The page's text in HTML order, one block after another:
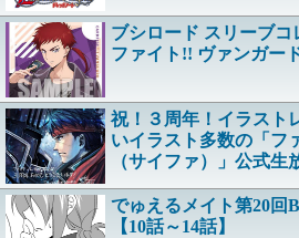
ブシロード スリーブ
ファイト!! ヴァンガー
祝！３周年！イラスト
いイラスト多数の「フ
（サイファ）」公式生
でゅえるメイト第20回
【10話～14話】